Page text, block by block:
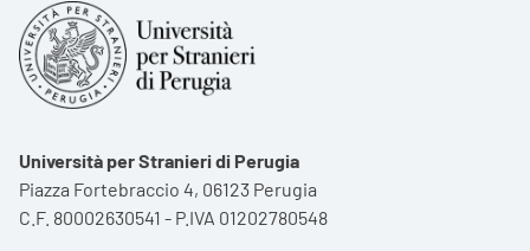
Università per Stranieri di Perugia
Piazza Fortebraccio 4, 06123 Perugia
C.F. 80002630541 - P.IVA 01202780548